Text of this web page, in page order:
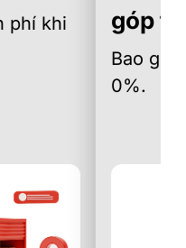
phí khi
góp
Bao
0%.